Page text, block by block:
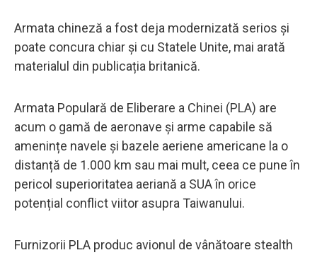
Armata chineză a fost deja modernizată serios și
poate concura chiar și cu Statele Unite, mai arată
materialul din publicația britanică.
Armata Populară de Eliberare a Chinei (PLA) are
acum o gamă de aeronave și arme capabile să
amenințe navele și bazele aeriene americane la o
distanță de 1.000 km sau mai mult, ceea ce pune în
pericol superioritatea aeriană a SUA în orice
potențial conflict viitor asupra Taiwanului.
Furnizorii PLA produc avionul de vânătoare stealth